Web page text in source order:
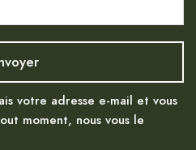
votre adresse e-mail et vous
moment, nous vous le